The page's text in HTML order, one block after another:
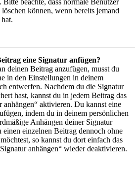
Bitte beachte, dass normale Benutzer
können, wenn bereits jemand
eine Signatur anfügen?
deinen Beitrag anzufügen, musst du
in den Einstellungen in deinem
entwerfen. Nachdem du die Signatur
hast, kannst du in jedem Beitrag das
anhängen“ aktivieren. Du kannst eine
indem du in deinem persönlichen
Anhängen deiner Signatur
einen einzelnen Beitrag dennoch ohne
so kannst du dort einfach das
anhängen“ wieder deaktivieren.